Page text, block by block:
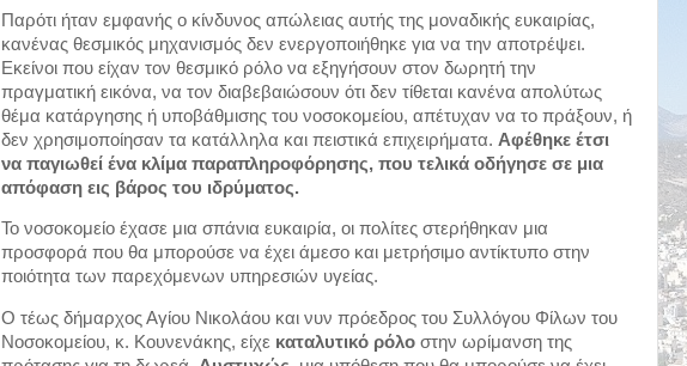
Παρότι ήταν εμφανής ο κίνδυνος απώλειας αυτής της μοναδικής ευκαιρίας,
κανένας θεσμικός μηχανισμός δεν ενεργοποιήθηκε για να την αποτρέψει.
Εκείνοι που είχαν τον θεσμικό ρόλο να εξηγήσουν στον δωρητή την
πραγματική εικόνα, να τον διαβεβαιώσουν ότι δεν τίθεται κανένα απολύτως
θέμα κατάργησης ή υποβάθμισης του νοσοκομείου, απέτυχαν να το πράξουν, ή
δεν χρησιμοποίησαν τα κατάλληλα και πειστικά επιχειρήματα. Αφέθηκε έτσι
να παγιωθεί ένα κλίμα παραπληροφόρησης, που τελικά οδήγησε σε μια
απόφαση εις βάρος του ιδρύματος.
Το νοσοκομείο έχασε μια σπάνια ευκαιρία, οι πολίτες στερήθηκαν μια
προσφορά που θα μπορούσε να έχει άμεσο και μετρήσιμο αντίκτυπο στην
ποιότητα των παρεχόμενων υπηρεσιών υγείας.
Ο τέως δήμαρχος Αγίου Νικολάου και νυν πρόεδρος του Συλλόγου Φίλων του
Νοσοκομείου, κ. Κουνενάκης, είχε καταλυτικό ρόλο στην ωρίμανση της